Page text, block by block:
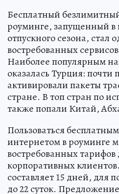
Бесплатный
роуминге, запущенный в
отпускного сезона, стал
востребованных
Наиболее популярным
оказалась Турция: почти
активировали пакеты
стране. В топ стран по
также попали Китай,
Пользоваться
интернетом в роуминге
востребованных тарифов
корпоративных
составляет 15 дней, для
до 22 суток.